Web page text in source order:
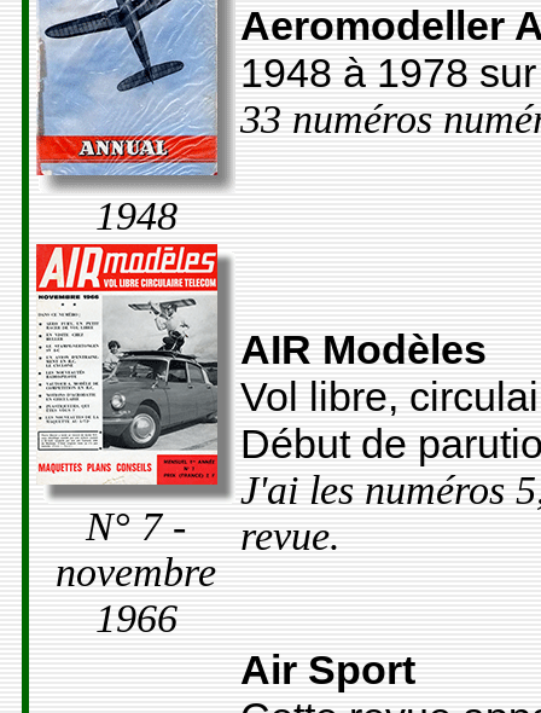
1948
Aeromodeller
1948 à 1978
33 numéros
N° 7 -
novembre
1966
AIR Modèles
Vol libre,
Début de
J'ai les numéros
revue.
Air Sport